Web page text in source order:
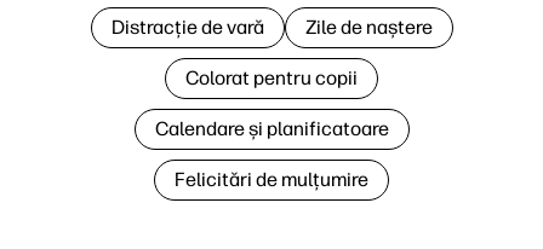
Distracție de vară Zile de naștere
Colorat pentru copii
Calendare și planificatoare
Felicitări de mulțumire